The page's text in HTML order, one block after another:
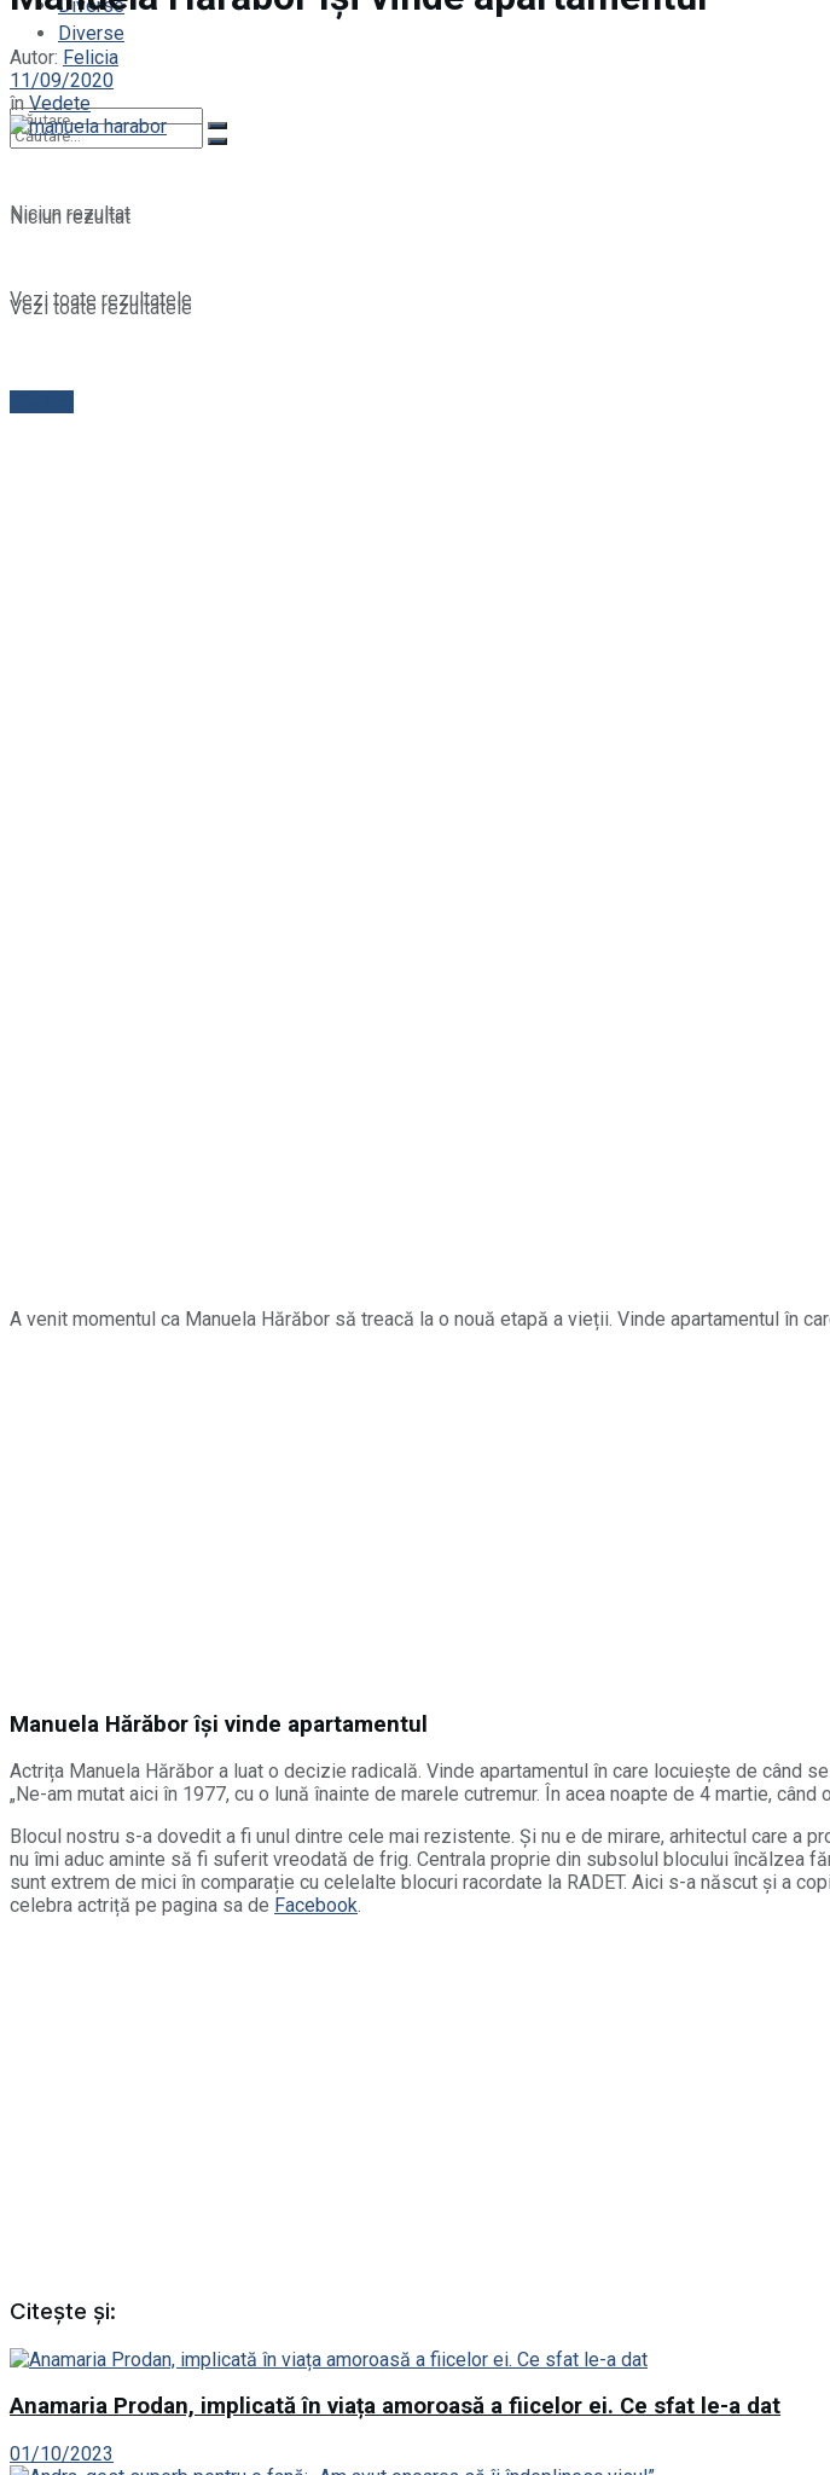
Diverse
Niciun rezultat
Vezi toate rezultatele
Diverse
Niciun rezultat
Vezi toate rezultatele
Autor: Felicia
11/09/2020
în Vedete
A venit momentul ca Manuela Hărăbor să treacă la o nouă etapă a vieții. Vinde apartamentul în
Manuela Hărăbor își vinde apartamentul
Actrița Manuela Hărăbor a luat o decizie radicală. Vinde apartamentul în care locuiește de când
„Ne-am mutat aici în 1977, cu o lună înainte de marele cutremur. În acea noapte de 4 martie,
Blocul nostru s-a dovedit a fi unul dintre cele mai rezistente. Și nu e de mirare, arhitectul care a
nu îmi aduc aminte să fi suferit vreodată de frig. Centrala proprie din subsolul blocului încălzea
sunt extrem de mici în comparație cu celelalte blocuri racordate la RADET. Aici s-a născut și a
celebra actriță pe pagina sa de Facebook.
Citește și:
Anamaria Prodan, implicată în viața amoroasă a fiicelor ei. Ce sfat le-a dat
01/10/2023